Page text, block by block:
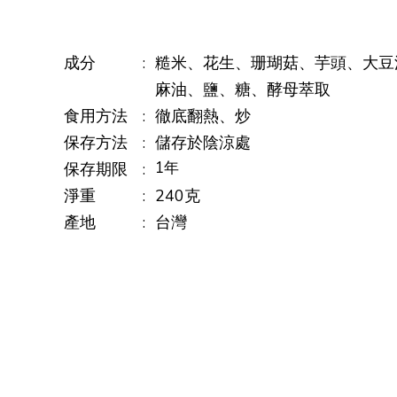
成分 : 糙米、花生、珊瑚菇、芋頭、大
麻油、鹽、糖、酵母萃取
食用方法
: 徹底翻熱、炒
保存方法
: 儲存於陰涼處
保存期限
: 1年
淨重 : 240克
產地
: 台灣